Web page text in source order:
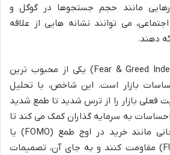
مانند حجم جستجوها در گوگل و
می توانند نشانه هایی از علاقه
دهند.
شاخص ترس و طمع (Fear & Greed Index) یکی از محبوب ترین
بازار است. این شاخص، با تحلیل
فعلی بازار را از ترس شدید تا طمع شدید
به سرمایه گذاران کمک می کند تا
در برابر تصمیمات هیجانی مانند خرید در اوج طمع (FOMO) یا
فروش در اوج ترس (FUD) مقاومت کنند و به جای آن، تصمیمات